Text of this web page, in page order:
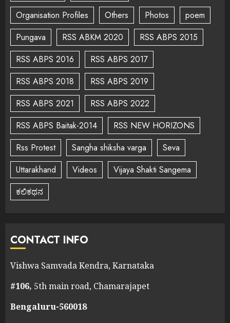
Organisation Profiles
Others Photos
poem
Pungava
RSS ABKM 2020
RSS ABPS 2015
RSS ABPS 2016
RSS ABPS 2017
RSS ABPS 2018
RSS ABPS 2019
RSS ABPS 2021
RSS ABPS 2022
RSS ABPS Baitak-2014
RSS NEW HORIZONS
Rss Protest
Sangha shiksha varga
Seva
Uttarakhand
Videos
Vijaya Shakti Sangema
ಕಲಿಕಥನ
CONTACT INFO
Vishwa Samvada Kendra, Karnataka
#106, 5th main road, Chamarajapet
Bengaluru-560018